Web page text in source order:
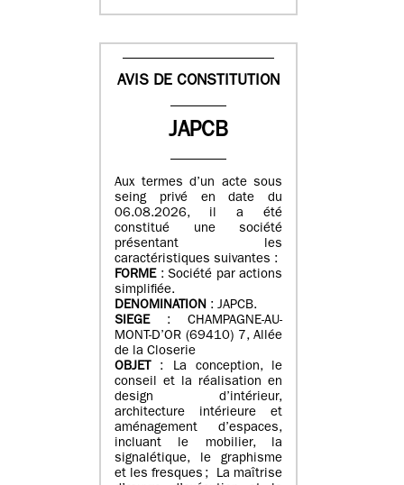
AVIS DE CONSTITUTION
JAPCB
Aux termes d’un acte sous
seing privé en date du
06.08.2026, il a été
constitué une société
présentant les
caractéristiques suivantes :
FORME: Société par actions
simplifiée.
DENOMINATION : JAPCB.
SIEGE: CHAMPAGNE-AU-
MONT-D’OR (69410) 7, Allée
de la Closerie
OBJET : La conception, le
conseil et la réalisation en
design d’intérieur,
architecture intérieure et
aménagement d’espaces,
incluant le mobilier, la
signalétique, le graphisme
et les fresques ; La maîtrise